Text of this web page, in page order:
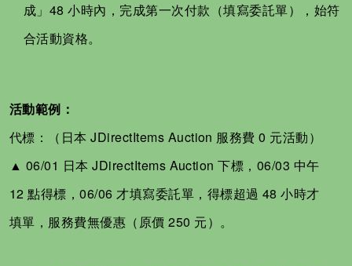
成」48 小時內，完成第一次付款（填寫委託單），始符
合活動資格。
活動範例：
代標：（日本 JDirectItems Auction 服務費 0 元活動）
▲ 06/01 日本 JDirectItems Auction 下標，06/03 中午
12 點得標，06/06 才填寫委託單，得標超過 48 小時才
填單，服務費無優惠（原價 250 元）。